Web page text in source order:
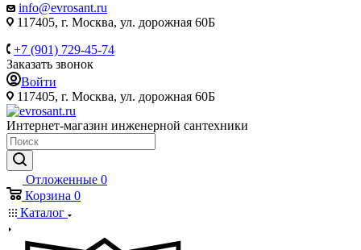
info@evrosant.ru
117405, г. Москва, ул. дорожная 60Б
+7 (901) 729-45-74
Заказать звонок
Войти
117405, г. Москва, ул. дорожная 60Б
Интернет-магазин инженерной сантехники
Отложенные 0
Корзина 0
Каталог